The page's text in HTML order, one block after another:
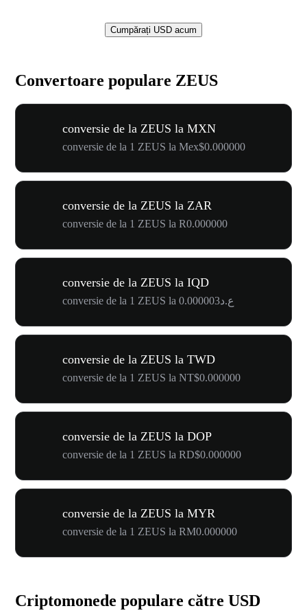
Cumpărați USD acum
Convertoare populare ZEUS
conversie de la ZEUS la MXN
conversie de la 1 ZEUS la Mex$0.000000
conversie de la ZEUS la ZAR
conversie de la 1 ZEUS la R0.000000
conversie de la ZEUS la IQD
conversie de la 1 ZEUS la ع.د0.000003
conversie de la ZEUS la TWD
conversie de la 1 ZEUS la NT$0.000000
conversie de la ZEUS la DOP
conversie de la 1 ZEUS la RD$0.000000
conversie de la ZEUS la MYR
conversie de la 1 ZEUS la RM0.000000
Criptomonede populare către USD